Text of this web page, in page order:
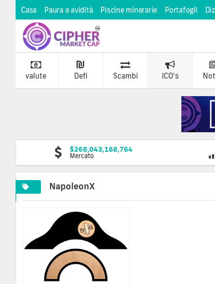
Casa Paura e avidità Piscine minerarie Portafogli
valute Defi Scambi ICO's
$268,043,168,764
Mercato
NapoleonX